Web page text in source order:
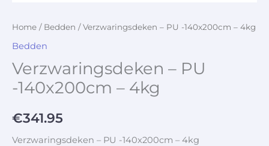
Home / Bedden / Verzwaringsdeken – PU -140x200cm – 4kg
Bedden
Verzwaringsdeken – PU
-140x200cm – 4kg
€341.95
Verzwaringsdeken – PU -140x200cm – 4kg